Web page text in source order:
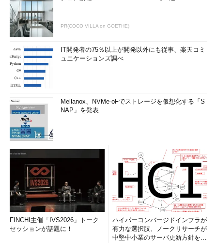
PR(COCO VILLA on GOETHE)
IT開発者の75％以上が開発以外にも従事、楽天コミ
ュニケーションズ調べ
Mellanox、NVMe-oFでストレージを仮想化する「S
NAP」を発表
FINCHI主催「IVS2026」トーク
セッションが話題に！
ハイパーコンバージドインフラが
有力な選択肢、ノークリサーチが
中堅中小業のサーバ更新方針を調